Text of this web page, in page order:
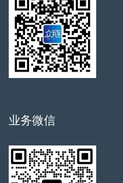
业务微信